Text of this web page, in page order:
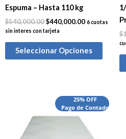
Espuma – Hasta 110 kg
$540,000.00$440,000.00 6 cuotas
sin interes con tarjeta
Seleccionar Opciones
$
25% OFF
Pago de Contado
El
precio
original
$2,065,000.00.
El
precio